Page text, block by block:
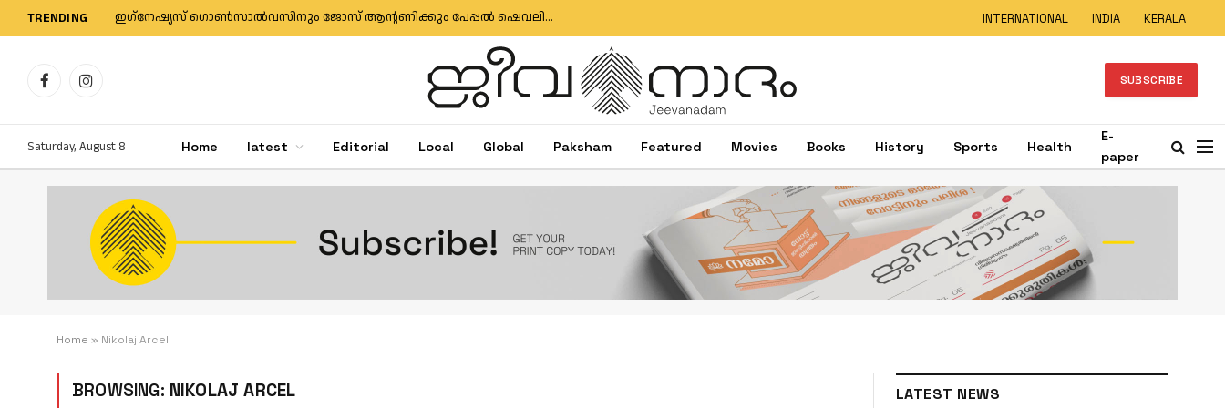
TRENDING ഇഗ്‌നേഷ്യസ് ഗൊൺസാൽവസിനും ജോസ് ആന്റണിക്കും പേപ്പൽ ഷെവലിയർ പദവി INTERNATIONAL INDIA KERALA
FacebookInstagram SUBSCRIBE
Saturday, August 8 Home latest Editorial Local Global Paksham Featured Movies Books History Sports Health
E-
paper
Home » Nikolaj Arcel
BROWSING: NIKOLAJ ARCEL LATEST NEWS